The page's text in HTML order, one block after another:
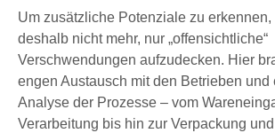
Um zusätzliche Potenziale zu erkennen,
deshalb nicht mehr, nur „offensichtliche“
Verschwendungen aufzudecken. Hier
engen Austausch mit den Betrieben
Analyse der Prozesse – vom
Verarbeitung bis hin zur Verpackung